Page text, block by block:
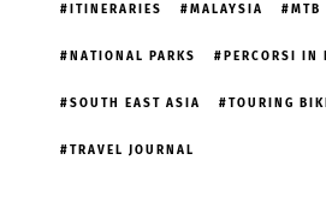
ITINERARIES MALAYSIA MTB
NATIONAL PARKS PERCORSI IN
SOUTH EAST ASIA TOURING
TRAVEL JOURNAL